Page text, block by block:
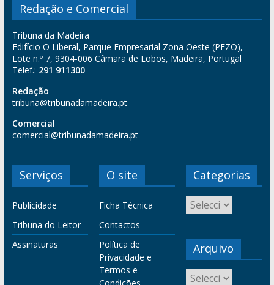
Redação e Comercial
Tribuna da Madeira
Edifício O Liberal, Parque Empresarial Zona Oeste (PEZO),
Lote n.º 7, 9304-006 Câmara de Lobos, Madeira, Portugal
Telef.: 291 911300
Redação
tribuna@tribunadamadeira.pt
Comercial
comercial@tribunadamadeira.pt
Serviços
Publicidade
Tribuna do Leitor
Assinaturas
O site
Ficha Técnica
Contactos
Política de
Privacidade e
Termos e
Condições
Categorias
Arquivo